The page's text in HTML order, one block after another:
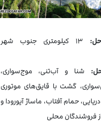
۱۳ کیلومتری جنوب شهر
شنا و آب‌تنی، موج‌سواری،
گشت با قایق‌های موتوری
حمام آفتاب، ماساژ آیورودا و
فروشندگان محلی